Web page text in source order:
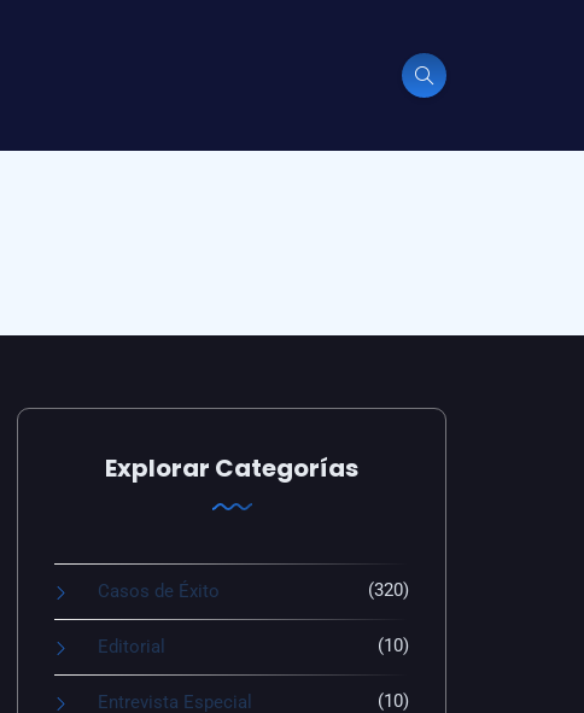
Explorar Categorías
Casos de Éxito (320)
Editorial (10)
Entrevista Especial (10)